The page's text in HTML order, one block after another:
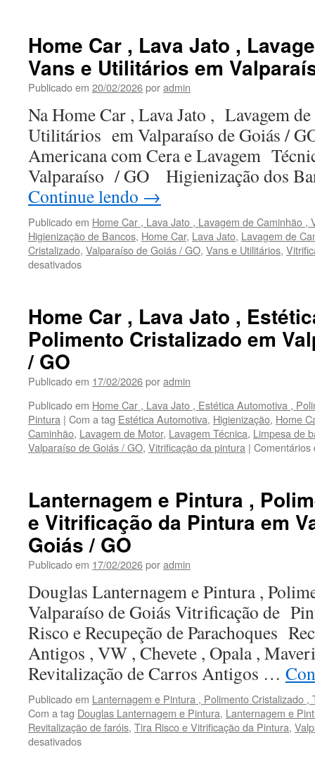
apto
novo
,
bem
arejado
com
varandas
em
blindex,
Parque
Marajó
Goiás
GO
Home Car , Lava Jato ,
Vans e Utilitários em
Publicado em 20/02/2026poradmin
Na Home Car , Lava Jato , Lavagem
Utilitários em Valparaíso de Goiás /
Americana com Cera e Lavagem
Valparaíso / GO Higienização dos
Continue lendo →
Publicado em Home Car , Lava Jato , Lavagem de Caminhão ,
Higienização de Bancos, Home Car, Lava Jato, Lavagem de
Cristalizado, Valparaíso de Goiás / GO, Vans e Utilitários,
desativados
Lava
Jato
,
de
Caminhão
,
Vans
e
Utilitários
Goiás
/
GO
Home Car , Lava Jato ,
Polimento Cristalizado em
/ GO
Publicado em 17/02/2026poradmin
Publicado em Home Car , Lava Jato , Estética Automotiva ,
Pintura | Com a tag Estética Automotiva, Higienização, Home
Caminhão, Lavagem de Motor, Lavagem Técnica, Limpesa de
Valparaíso de Goiás / GO, Vitrificação da pintura | Comentários
Lanternagem e Pintura ,
e Vitrificação da Pintura em
Goiás / GO
Publicado em 17/02/2026poradmin
Douglas Lanternagem e Pintura ,
Valparaíso de Goiás Vitrificação de
Risco e Recupeção de Parachoques
Antigos , VW , Chevete , Opala ,
Revitalização de Carros Antigos …
Publicado em Lanternagem e Pintura , Polimento Cristalizado
Com a tag Douglas Lanternagem e Pintura, Lanternagem e
Revitalização de faróis, Tira Risco e Vitrificação da Pintura,
desativados